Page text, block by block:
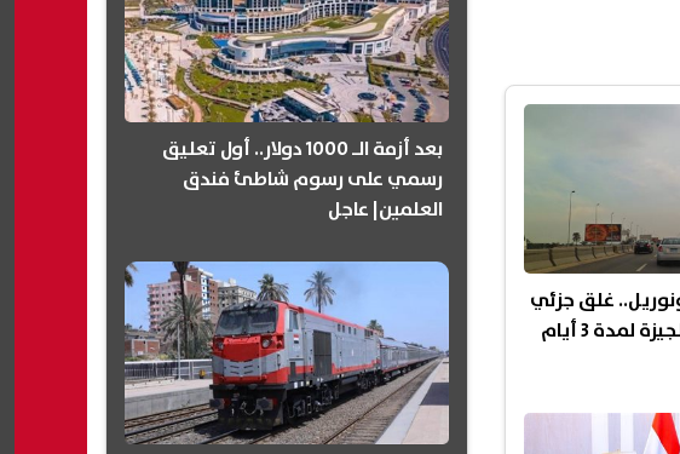
غلق جزئي
بشارع 26 يوليو بالجيزة لمدة 3 أيام
بعد أزمة الـ 1000 دولار.. أول تعليق
رسمي على رسوم شاطئ فندق
العلمين| عاجل